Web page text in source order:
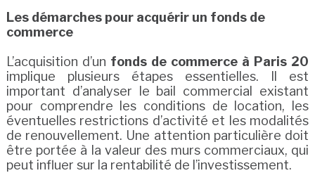
Les démarches pour acquérir un fonds de
commerce
L’acquisition d’un fonds de commerce à Paris 20
implique plusieurs étapes essentielles. Il est
important d’analyser le bail commercial existant
pour comprendre les conditions de location, les
éventuelles restrictions d’activité et les modalités
de renouvellement. Une attention particulière doit
être portée à la valeur des murs commerciaux, qui
peut influer sur la rentabilité de l’investissement.